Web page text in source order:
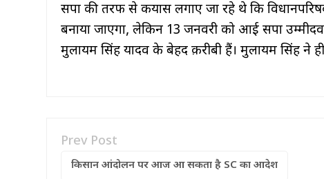
सपा की तरफ से कयास लगाए जा रहे थे कि
बनाया जाएगा, लेकिन 13 जनवरी को आई सपा
मुलायम सिंह यादव के बेहद क़रीबी हैं। मुलायम सिंह ने
Prev Post
किसान आंदोलन पर आज आ सकता है SC का आदेश